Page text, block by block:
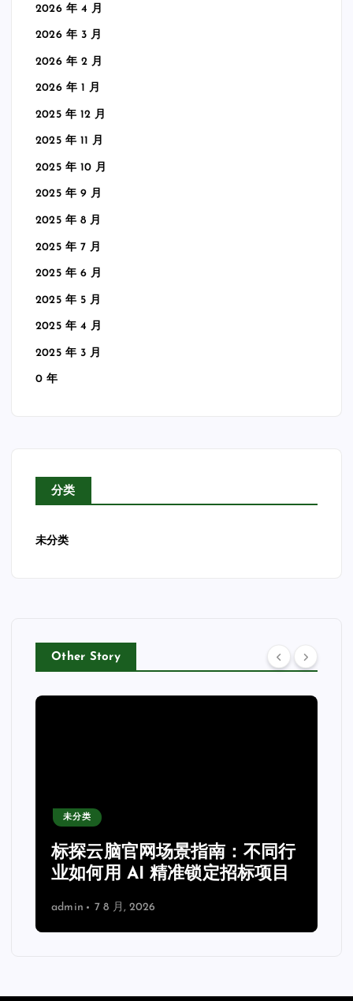
2026 年 4 月
2026 年 3 月
2026 年 2 月
2026 年 1 月
2025 年 12 月
2025 年 11 月
2025 年 10 月
2025 年 9 月
2025 年 8 月
2025 年 7 月
2025 年 6 月
2025 年 5 月
2025 年 4 月
2025 年 3 月
0 年
分类
未分类
Other Story
未分类
标探云脑官网场景指南：不同行
业如何用 AI 精准锁定招标项目
admin 7 8 月, 2026